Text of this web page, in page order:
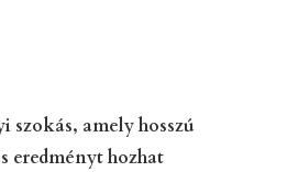
szokás, amely hosszú
eredményt hozhat